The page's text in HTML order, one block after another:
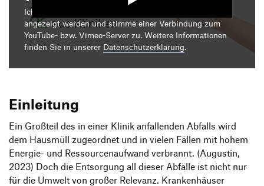
Transfer und Kooperation
Produktgestaltung B.A.
Strategische Gestaltung M.A.
Ich bin damit einverstanden, dass mir die Medieninhalte
angezeigt werden und stimme einer Verbindung zum
YouTube- bzw. Vimeo-Server zu. Weitere Informationen
finden Sie in unserer Datenschutzerklärung.
Einleitung
Ein Großteil des in einer Klinik anfallenden Abfalls wird
dem Hausmüll zugeordnet und in vielen Fällen mit hohem
Energie- und Ressourcenaufwand verbrannt. (Augustin,
2023) Doch die Entsorgung all dieser Abfälle ist nicht nur
für die Umwelt von großer Relevanz. Krankenhäuser